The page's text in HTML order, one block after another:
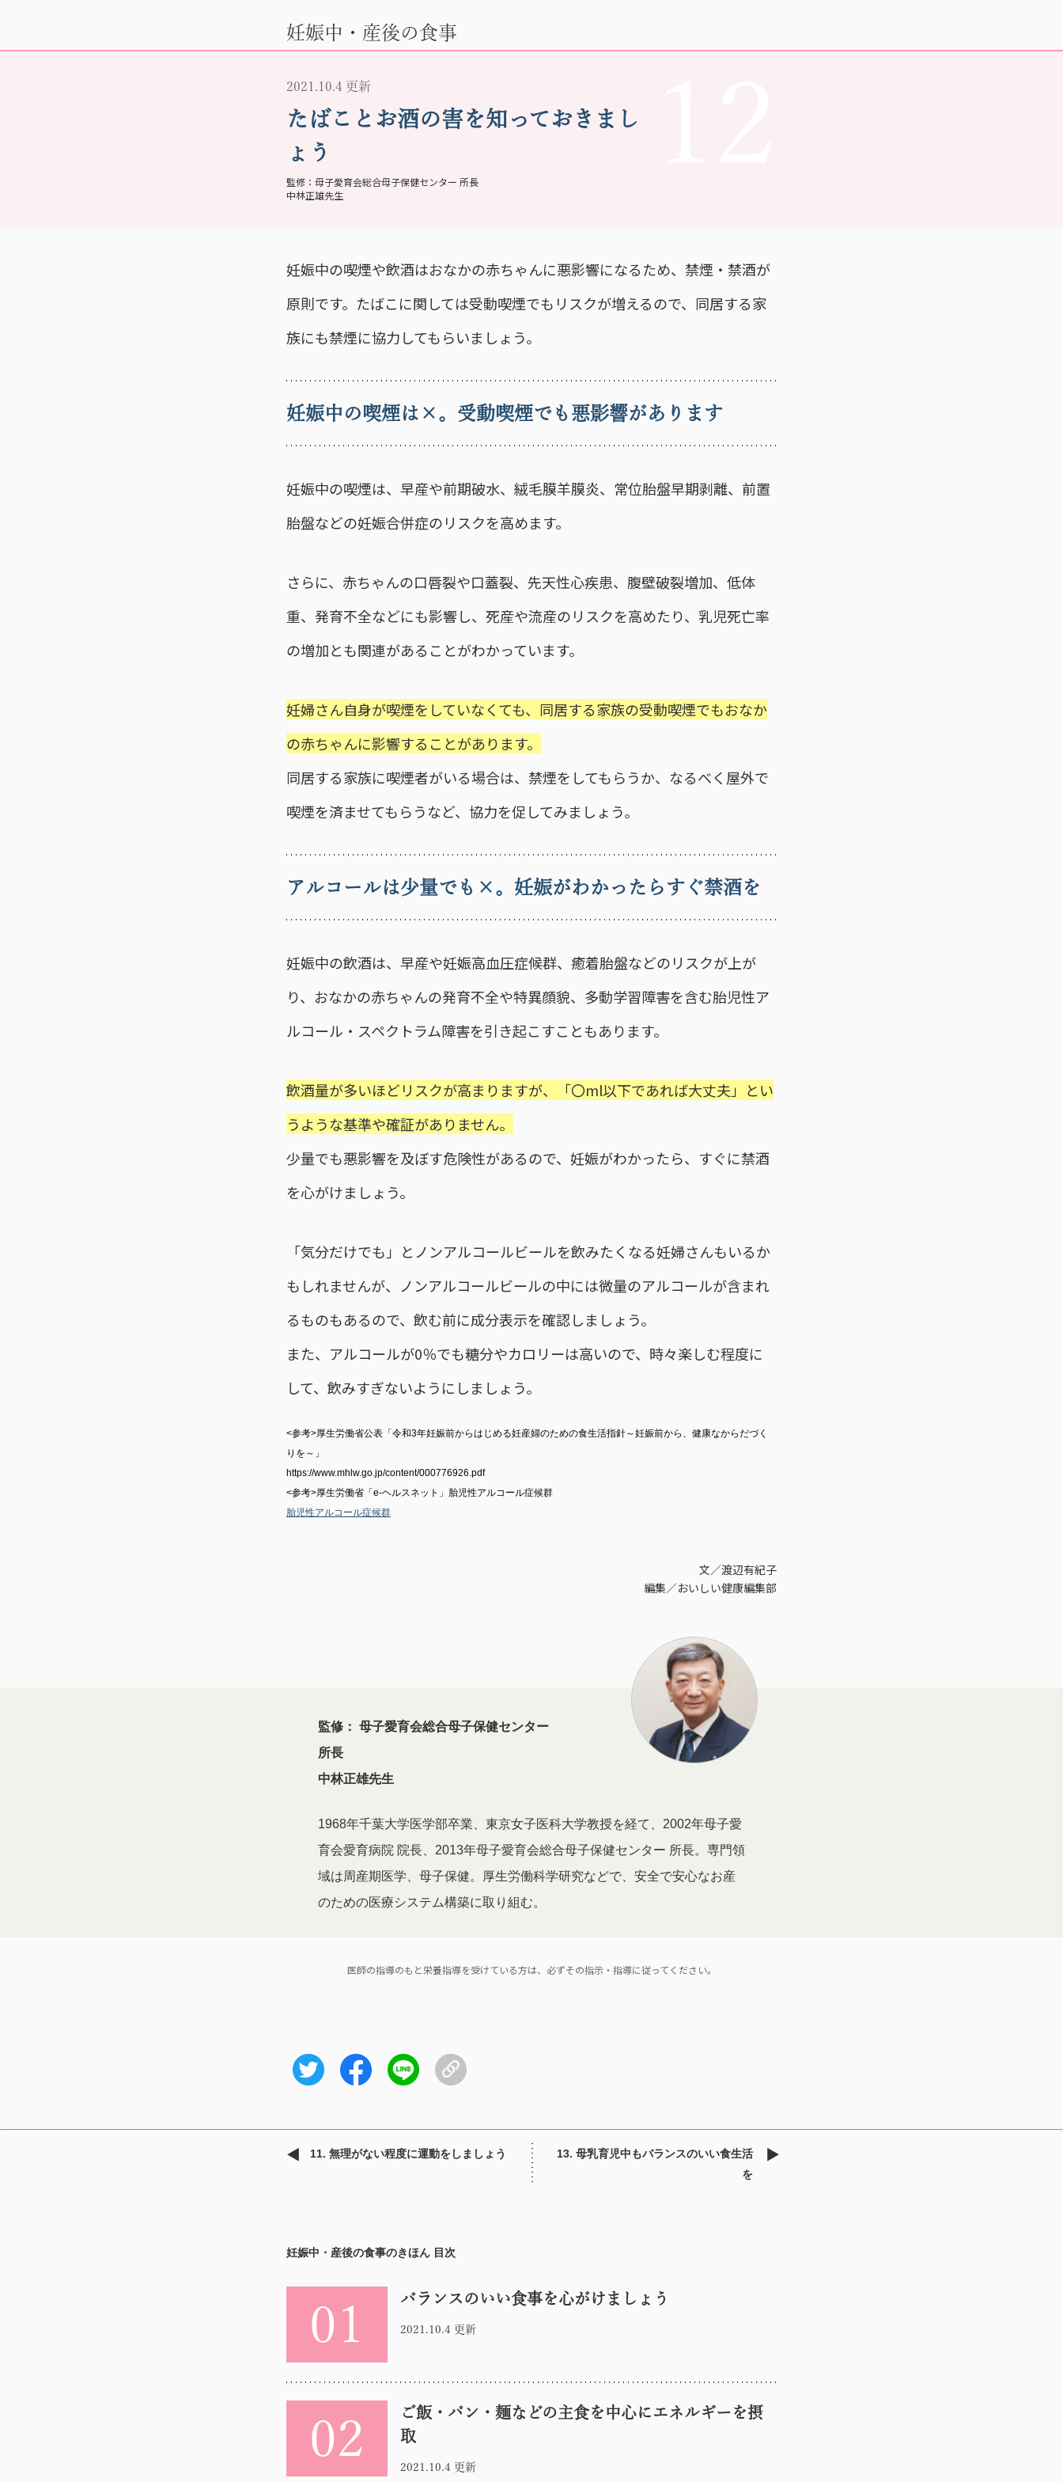
妊娠中・産後の食事
2021.10.4 更新
たばことお酒の害を知っておきまし
ょう
母子愛育会総合母子保健センター 所長
中林正雄先生
妊娠中の喫煙や飲酒はおなかの赤ちゃんに悪影響になるため、禁煙・禁酒が
原則です。たばこに関しては受動喫煙でもリスクが増えるので、同居する家
族にも禁煙に協力してもらいましょう。
妊娠中の喫煙は×。受動喫煙でも悪影響があります
妊娠中の喫煙は、早産や前期破水、絨毛膜羊膜炎、常位胎盤早期剥離、前置
胎盤などの妊娠合併症のリスクを高めます。
さらに、赤ちゃんの口唇裂や口蓋裂、先天性心疾患、腹壁破裂増加、低体
重、発育不全などにも影響し、死産や流産のリスクを高めたり、乳児死亡率
の増加とも関連があることがわかっています。
妊婦さん自身が喫煙をしていなくても、同居する家族の受動喫煙でもおなか
の赤ちゃんに影響することがあります。
同居する家族に喫煙者がいる場合は、禁煙をしてもらうか、なるべく屋外で
喫煙を済ませてもらうなど、協力を促してみましょう。
アルコールは少量でも×。妊娠がわかったらすぐ禁酒を
妊娠中の飲酒は、早産や妊娠高血圧症候群、癒着胎盤などのリスクが上が
り、おなかの赤ちゃんの発育不全や特異顔貌、多動学習障害を含む胎児性ア
ルコール・スペクトラム障害を引き起こすこともあります。
飲酒量が多いほどリスクが高まりますが、「〇ml以下であれば大丈夫」とい
うような基準や確証がありません。
少量でも悪影響を及ぼす危険性があるので、妊娠がわかったら、すぐに禁酒
を心がけましょう。
「気分だけでも」とノンアルコールビールを飲みたくなる妊婦さんもいるか
もしれませんが、ノンアルコールビールの中には微量のアルコールが含まれ
るものもあるので、飲む前に成分表示を確認しましょう。
また、アルコールが0％でも糖分やカロリーは高いので、時々楽しむ程度に
して、飲みすぎないようにしましょう。
<参考>厚生労働省公表「令和3年妊娠前からはじめる妊産婦のための食生活指針～妊娠前から、健康なからだづく
りを～」
https://www.mhlw.go.jp/content/000776926.pdf
<参考>厚生労働省「e-ヘルスネット」胎児性アルコール症候群
胎児性アルコール症候群
文／渡辺有紀子
編集／おいしい健康編集部
母子愛育会総合母子保健センター
所長
中林正雄先生
1968年千葉大学医学部卒業、東京女子医科大学教授を経て、2002年母子愛
育会愛育病院 院長、2013年母子愛育会総合母子保健センター 所長。専門領
域は周産期医学、母子保健。厚生労働科学研究などで、安全で安心なお産
のための医療システム構築に取り組む。
医師の指導のもと栄養指導を受けている方は、必ずその指示・指導に従ってください。
11. 無理がない程度に運動をしましょう
13. 母乳育児中もバランスのいい食生活
を
妊娠中・産後の食事のきほん 目次
01
バランスのいい食事を心がけましょう
2021.10.4 更新
02
ご飯・パン・麺などの主食を中心にエネルギーを摂
取
2021.10.4 更新